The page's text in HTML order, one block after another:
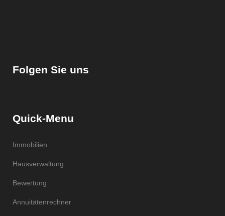
Folgen Sie uns
Quick-Menu
Immobilien
Hausverwaltung
Bewertung
Annuitätenrechner